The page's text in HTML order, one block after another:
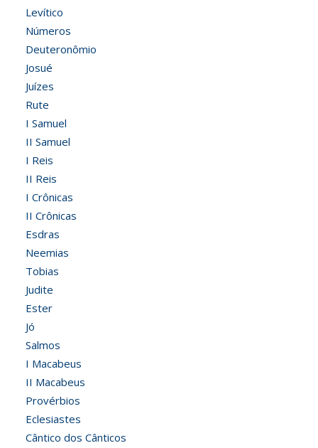
Levítico
Números
Deuteronômio
Josué
Juízes
Rute
I Samuel
II Samuel
I Reis
II Reis
I Crônicas
II Crônicas
Esdras
Neemias
Tobias
Judite
Ester
Jó
Salmos
I Macabeus
II Macabeus
Provérbios
Eclesiastes
Cântico dos Cânticos